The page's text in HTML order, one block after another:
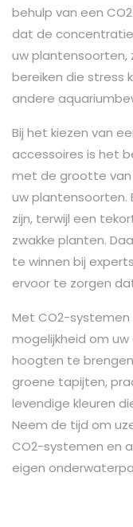
behulp van een
dat de
uw plantensoorten,
bereiken die stress
andere
Bij het kiezen van
accessoires is het
met de grootte van
uw plantensoorten.
zijn, terwijl een
zwakke planten.
te winnen bij
ervoor te zorgen
Met CO2-
mogelijkheid om
hoogten te
groene tapijten,
levendige kleuren
Neem de tijd om
CO2-systemen en
eigen